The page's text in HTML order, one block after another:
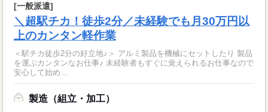
[一般派遣]
＼超駅チカ！徒歩2分／未経験でも月30万円以
上のカンタン軽作業
＜駅チカ徒歩2分の好立地♪＞ アルミ製品を機械にセットしたり 製品
を運ぶカンタンなお仕事♪ 未経験者もすぐに覚えられるお仕事なので
安心して始め...
製造（組立・加工）